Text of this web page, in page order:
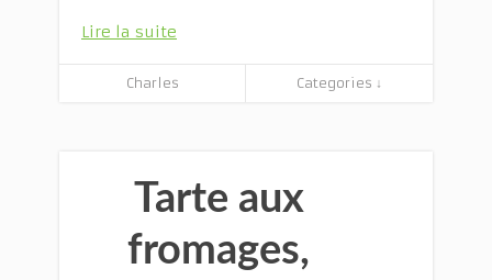
Lire la suite
Charles Categories ↓
Tarte aux
fromages,